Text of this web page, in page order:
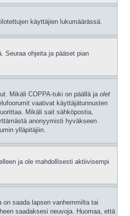
käyttäjien lukumäärässä.
Seuraa ohjeita ja pääset pian
Mikäli COPPA-tuki on päällä ja olet
vaativat käyttäjätunnusten
Mikäli sait sähköpostia,
anonyymisti hyväkseen
ylläpitäjiin.
ja ole mahdollisesti aktiivisempi
saada lapsen vanhemmilta tai
saadaksesi neuvoja. Huomaa, että